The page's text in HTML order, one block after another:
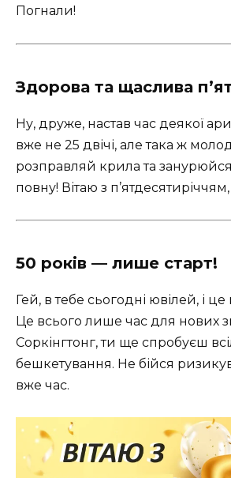
Погнали!
Здорова та щаслива
Ну, друже, настав час деякої
вже не 25 двічі, але така ж
розправляй крила та
повну! Вітаю з
50 років — лише старт!
Гей, в тебе сьогодні ювілей, і
Це всього лише час для нових
Соркінгтонг, ти ще спробуєш
бешкетування. Не бійся
вже час.